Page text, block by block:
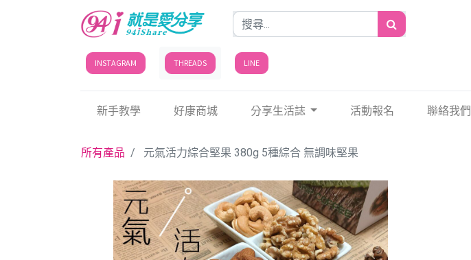
INSTAGRAM THREADS LINE
新手教學 好康商城 分享生活誌 活動報名 聯絡我們
所有產品 元氣活力綜合堅果 380g 5種綜合 無調味堅果